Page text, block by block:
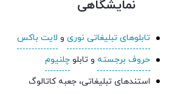
نمایشگاهی
تابلوهای تبلیغاتی نوری و لایت باکس
حروف برجسته و تابلو چلنیوم
استندهای تبلیغاتی، جعبه کاتالوگ